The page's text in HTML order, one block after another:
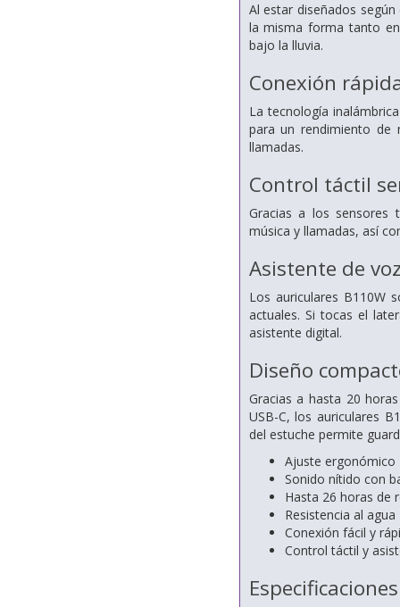
Al estar diseñados
la misma forma tanto
bajo la lluvia.
Conexión
La tecnología
para un rendimiento de
llamadas.
Control táctil
Gracias a los sensores
música y llamadas, así
Asistente de
Los auriculares B110W
actuales. Si tocas el
asistente digital.
Diseño
Gracias a hasta 20
USB-C, los auriculares
del estuche permite
Ajuste ergonómico
Sonido nítido con
Hasta 26 horas de
Resistencia al agua
Conexión fácil y
Control táctil y
Especificaciones